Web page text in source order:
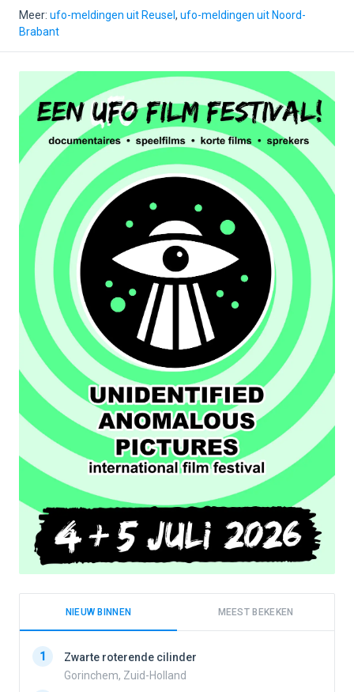
Meer: ufo-meldingen uit Reusel , ufo-meldingen uit Noord-
Brabant
NIEUW BINNEN MEEST BEKEKEN
1
Zwarte roterende cilinder
Gorinchem, Zuid-Holland